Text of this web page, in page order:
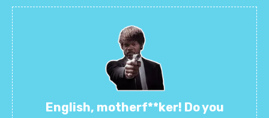
English, motherf**ker! Do you